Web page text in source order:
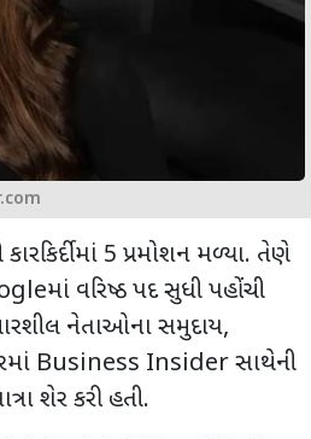
5 પ્રમોશન મળ્યા. તેણે
માં વરિષ્ઠ પદ સુધી પહોંચી
નેતાઓના સમુદાય,
Business Insiderસાથેની
શેર કરી હતી.